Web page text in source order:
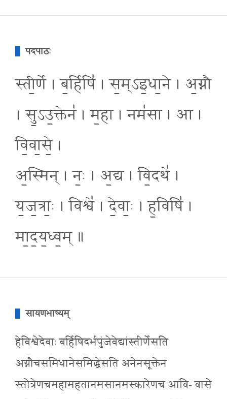
पदपाठः
स्ती॒र्णे । ब॒र्हिषि॑ । स॒म्ऽइ॒धा॒ने । अ॒ग्नौ
। सु॒ऽउ॒क्तेन॑ । म॒हा । नम॑सा । आ ।
वि॒वा॒से॒ ।
अ॒स्मिन् । नः॒ । अ॒द्य । वि॒दथे॑ ।
य॒ज॒त्राः॒ । विश्वे॑ । दे॒वाः॒ । ह॒विषि॑ ।
मा॒द॒य॒ध्व॒म् ॥
सायणभाष्यम्
हेविश्वेदेवाः बर्हिषिदर्भपुंजेवेद्यांस्तीर्णेसति
अग्नौचसमिधानेसमिद्धेसति अनेनसूक्तेन
स्तोत्रेणचमहामहतानमसानमस्कारेणच आवि- वासे